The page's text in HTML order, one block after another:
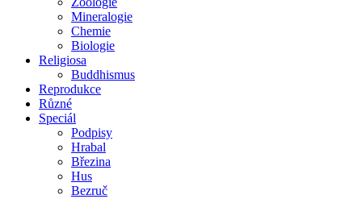
Mineralogie
Chemie
Biologie
Religiosa
Buddhismus
Reprodukce
Různé
Speciál
Podpisy
Hrabal
Březina
Hus
Bezruč